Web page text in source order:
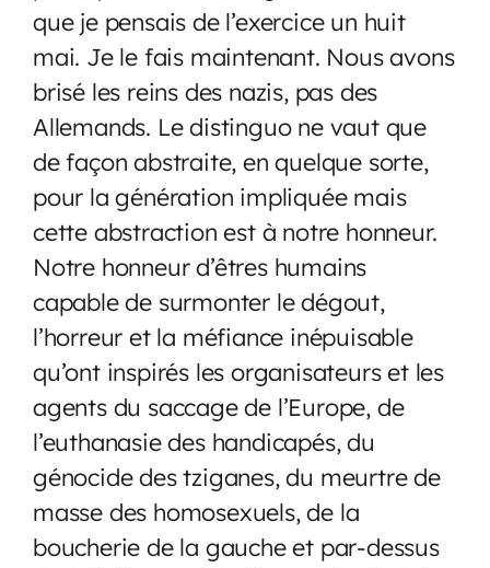
que je pensais de l’exercice un huit
mai. Je le fais maintenant. Nous avons
brisé les reins des nazis, pas des
Allemands. Le distinguo ne vaut que
de façon abstraite, en quelque sorte,
pour la génération impliquée mais
cette abstraction est à notre honneur.
Notre honneur d’êtres humains
capable de surmonter le dégout,
l’horreur et la méfiance inépuisable
qu’ont inspirés les organisateurs et les
agents du saccage de l’Europe, de
l’euthanasie des handicapés, du
génocide des tziganes, du meurtre de
masse des homosexuels, de la
boucherie de la gauche et par-dessus